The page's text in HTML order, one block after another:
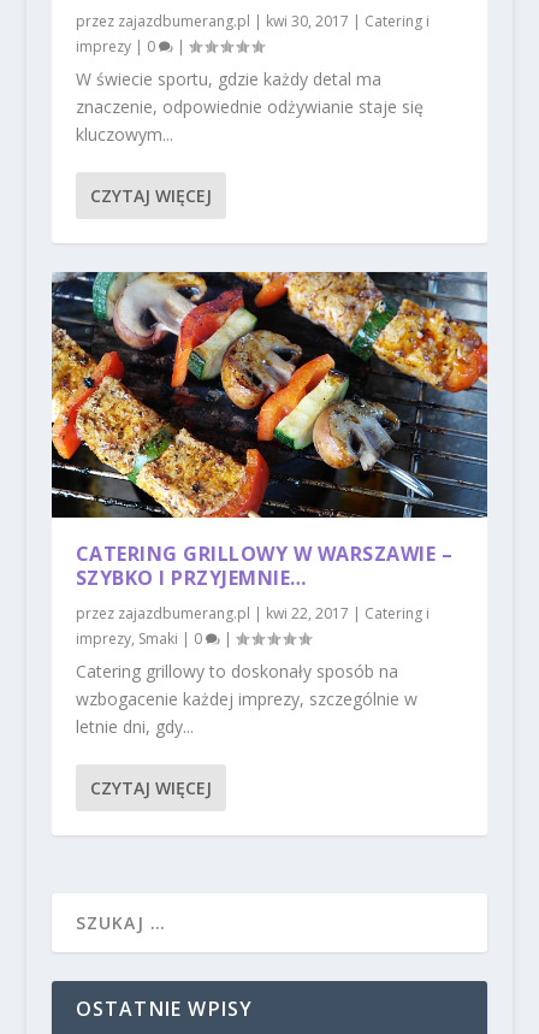
przez zajazdbumerang.pl | kwi 30, 2017 | Catering i
imprezy| 0 |
W świecie sportu, gdzie każdy detal ma
znaczenie, odpowiednie odżywianie staje się
kluczowym...
CZYTAJ WIĘCEJ
CATERING GRILLOWY W WARSZAWIE –
SZYBKO I PRZYJEMNIE…
przez zajazdbumerang.pl | kwi 22, 2017 | Catering i
imprezy, Smaki | 0 |
Catering grillowy to doskonały sposób na
wzbogacenie każdej imprezy, szczególnie w
letnie dni, gdy...
CZYTAJ WIĘCEJ
OSTATNIE WPISY